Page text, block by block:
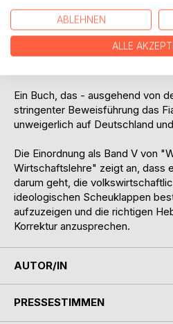
Es ergibt sich daraus eine
ersten vier Jahre unter dieser
optimistischer Ausblick auf die
noch genutzt werden kann, um
Ein Buch, das - ausgehend von
stringenter Beweisführung das
unweigerlich auf Deutschland
Die Einordnung als Band V von
Wirtschaftslehre" zeigt an, dass
darum geht, die
ideologischen Scheuklappen
aufzuzeigen und die richtigen
Korrektur anzusprechen.
AUTOR/IN
PRESSESTIMMEN
ABLEHNEN
ALLE